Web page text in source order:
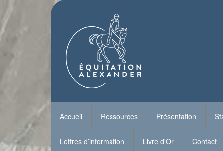
contenu
principal
Accueil Ressources
Livres d'équitation
Présentation
L'Equitation Alexander
Lettres d’information Livre d'Or Contact